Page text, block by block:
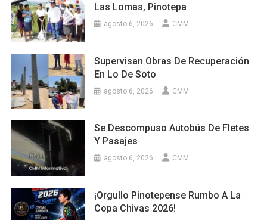
Las Lomas, Pinotepa
agosto 6, 2026 CMM
Supervisan Obras De Recuperación
En Lo De Soto
agosto 6, 2026 CMM
Se Descompuso Autobús De Fletes
Y Pasajes
agosto 6, 2026 CMM
¡Orgullo Pinotepense Rumbo A La
Copa Chivas 2026!